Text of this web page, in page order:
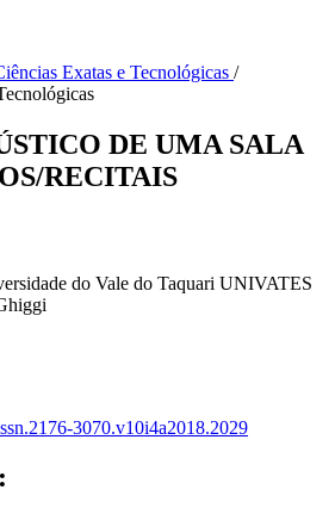
Exatas e Tecnológicas /
DE UMA SALA
RECITAIS
do Vale do Taquari UNIVATES
3070.v10i4a2018.2029